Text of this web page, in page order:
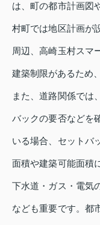
は、町の都市計画図
村町では地区計画が
周辺、高崎玉村スマ
建築制限があるため
また、道路関係では
バックの要否などを
いる場合、セットバ
面積や建築可能面積
下水道・ガス・電気
なども重要です。都